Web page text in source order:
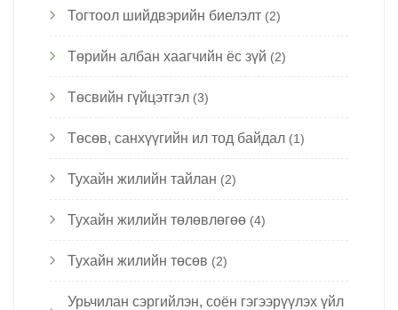
Тогтоол шийдвэрийн биелэлт (2)
Төрийн албан хаагчийн ёс зүй (2)
Төсвийн гүйцэтгэл (3)
Төсөв, санхүүгийн ил тод байдал (1)
Тухайн жилийн тайлан (2)
Тухайн жилийн төлөвлөгөө (4)
Тухайн жилийн төсөв (2)
Урьчилан сэргийлэн, соён гэгээрүүлэх үйл